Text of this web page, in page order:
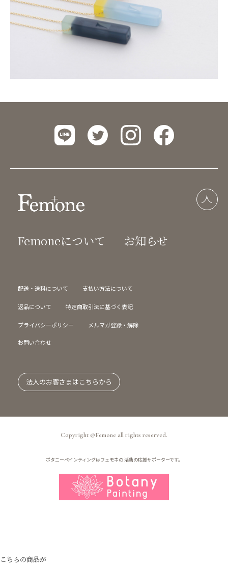
Femoneについて お知らせ
配送・送料について 支払い方法について
返品について 特定商取引法に基づく表記
プライバシーポリシー メルマガ登録・解除
お問い合わせ
法人のお客さまはこちらから
Copyright @Femone all rights reserved.
ボタニーペインティングはフェモネの活動の応援サポーターです。
こちらの商品が